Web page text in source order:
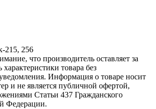
215, 256
что производитель оставляет за
товара без
Информация о товаре носит
и не является публичной офертой,
Статьи 437 Гражданского
Федерации.